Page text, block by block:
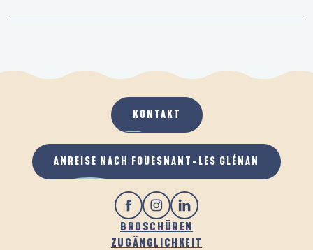
BROSCHÜREN
ZUGÄNGLICHKEIT
KONTAKT
ANREISE NACH FOUESNANT-LES GLÉNAN